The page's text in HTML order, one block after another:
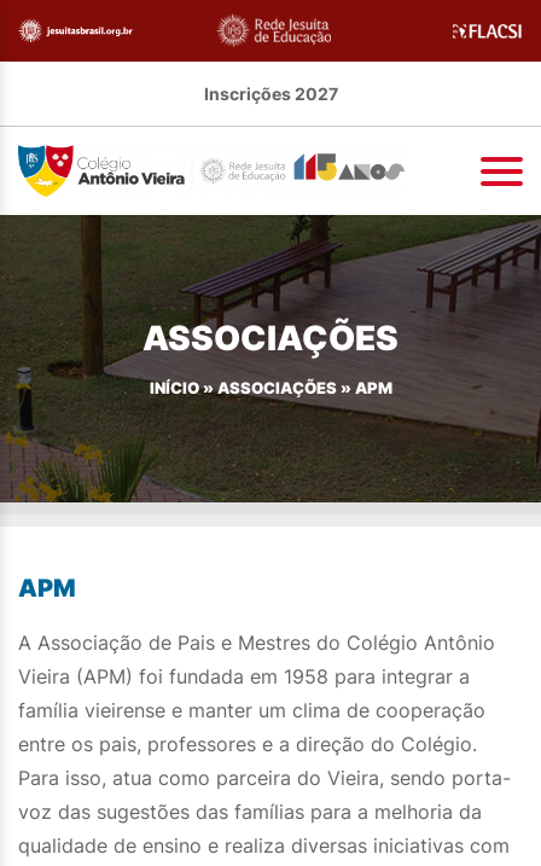
Inscrições 2027
ASSOCIAÇÕES
INÍCIO»ASSOCIAÇÕES» APM
APM
A Associação de Pais e Mestres do Colégio Antônio
Vieira (APM) foi fundada em 1958 para integrar a
família vieirense e manter um clima de cooperação
entre os pais, professores e a direção do Colégio.
Para isso, atua como parceira do Vieira, sendo porta-
voz das sugestões das famílias para a melhoria da
qualidade de ensino e realiza diversas iniciativas com